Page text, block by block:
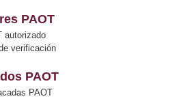
PAOT
autorizado
verificación
PAOT
PAOT